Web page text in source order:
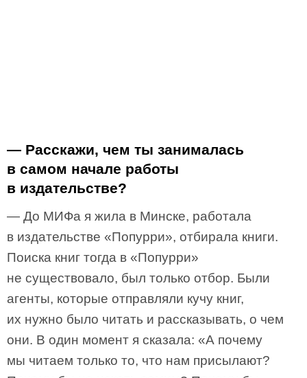
— Расскажи, чем ты занималась
в самом начале работы
в издательстве?
— До МИФа я жила в Минске, работала
в издательстве «Попурри», отбирала книги.
Поиска книг тогда в «Попурри»
не существовало, был только отбор. Были
агенты, которые отправляли кучу книг,
их нужно было читать и рассказывать, о чем
они. В один момент я сказала: «А почему
мы читаем только то, что нам присылают?